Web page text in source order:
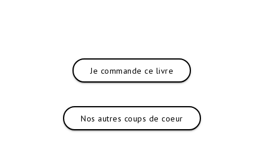
Je commande ce livre
Nos autres coups de coeur